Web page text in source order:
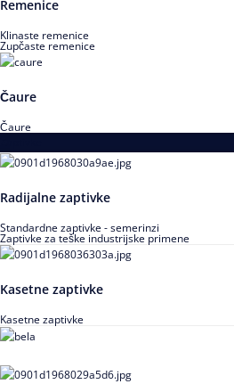
Remenice
Klinaste remenice
Zupčaste remenice
Čaure
Čaure
Radijalne zaptivke
Standardne zaptivke - semerinzi
Zaptivke za teške industrijske primene
Kasetne zaptivke
Kasetne zaptivke